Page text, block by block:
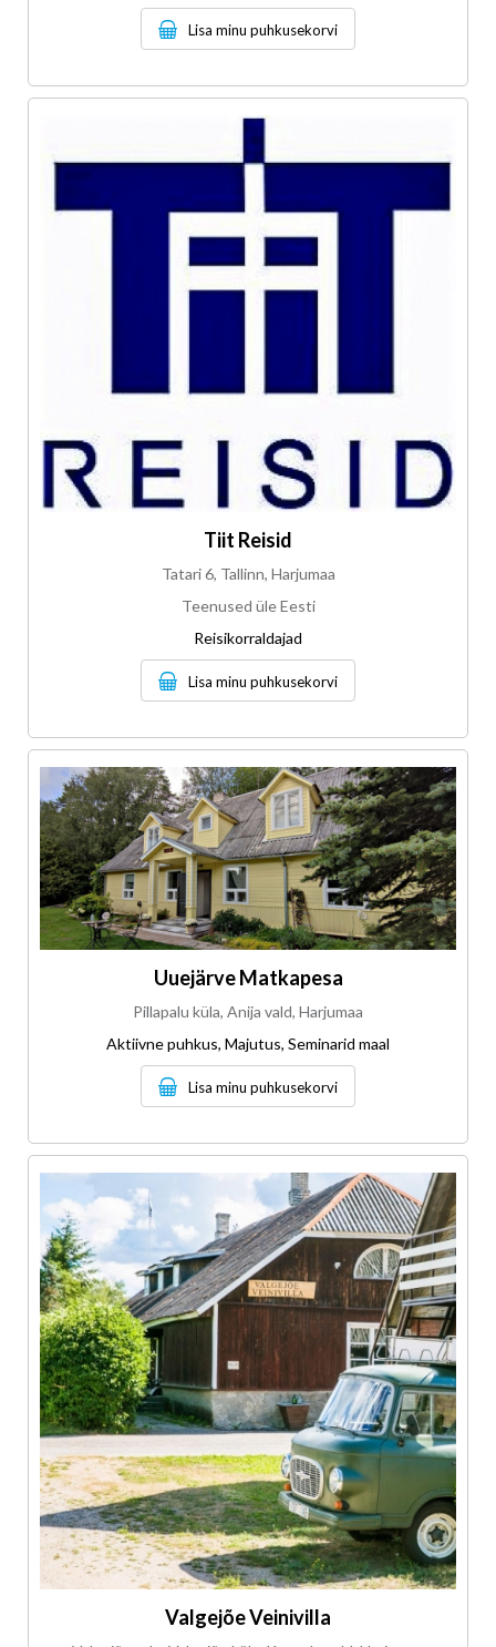
Lisa minu puhkusekorvi
Tiit Reisid
Tatari 6, Tallinn, Harjumaa
Teenused üle Eesti
Reisikorraldajad
Lisa minu puhkusekorvi
Uuejärve Matkapesa
Pillapalu küla, Anija vald, Harjumaa
Aktiivne puhkus, Majutus, Seminarid maal
Lisa minu puhkusekorvi
Valgejõe Veinivilla